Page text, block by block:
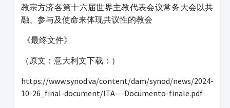
教宗方济各第十六届世界主教代表会议常务大会以共
融、参与及使命来体现共议性的教会
《最终文件》
（原文：意大利文下载：）
https://www.synod.va/content/dam/synod/news/2024-
10-26_final-document/ITA---Documento-finale.pdf